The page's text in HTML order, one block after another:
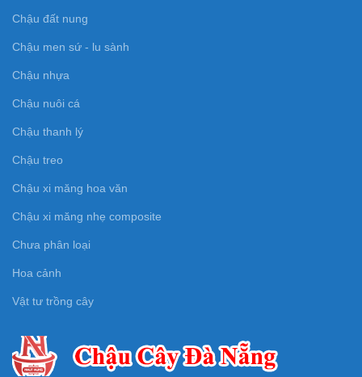
Chậu đất nung
Chậu men sứ - lu sành
Chậu nhựa
Chậu nuôi cá
Chậu thanh lý
Chậu treo
Chậu xi măng hoa văn
Chậu xi măng nhẹ composite
Chưa phân loại
Hoa cảnh
Vật tư trồng cây